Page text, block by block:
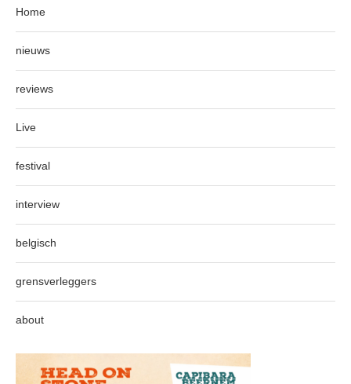
Home
nieuws
reviews
Live
festival
interview
belgisch
grensverleggers
about